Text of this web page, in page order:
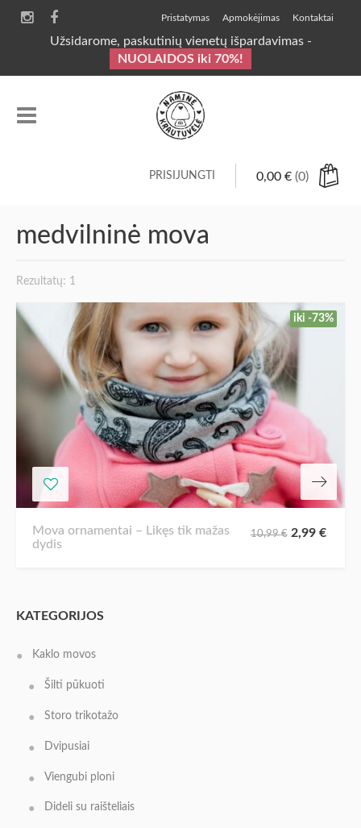
Pristatymas Apmokėjimas Kontaktai
Užsidarome, paskutinių vienetų išpardavimas -
NUOLAIDOS iki 70%!
0,00 € (0)
PRISIJUNGTI
medvilninė mova
Rezultatų: 1
iki -73%
Mova ornamentai – Likęs tik mažas
dydis
10,99€ 2,99 €
KATEGORIJOS
Kaklo movos
Šilti pūkuoti
Storo trikotažo
Dvipusiai
Viengubi ploni
Dideli su raišteliais